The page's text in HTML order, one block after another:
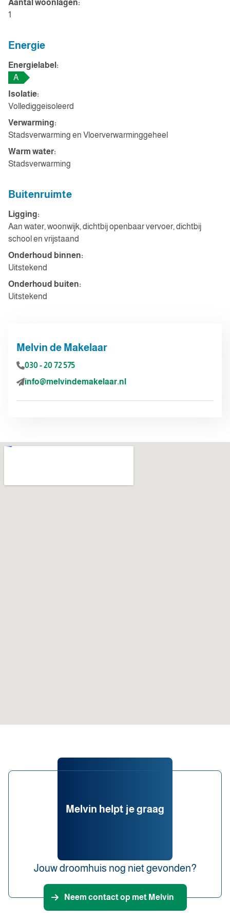
Aantal woonlagen:
1
Energie
Energielabel:
A
Isolatie:
Vollediggeisoleerd
Verwarming:
Stadsverwarming en Vloerverwarminggeheel
Warm water:
Stadsverwarming
Buitenruimte
Ligging:
Aan water, woonwijk, dichtbij openbaar vervoer, dichtbij
school en vrijstaand
Onderhoud binnen:
Uitstekend
Onderhoud buiten:
Uitstekend
Melvin de Makelaar
030 - 20 72 575
info@melvindemakelaar.nl
Melvin helpt je graag
Jouw droomhuis nog niet gevonden?
Neem contact op met Melvin